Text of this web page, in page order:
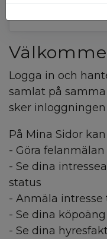
Logga in och
samlat på
sker inloggningen
På Mina Sidor
- Göra
- Se dina
status
- Anmäla
- Se dina köpoäng
- Se dina